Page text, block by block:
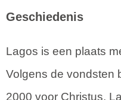
Geschiedenis
Lagos is een plaats
Volgens de vondsten
2000 voor Christus.